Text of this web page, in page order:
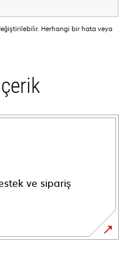
Herhangi bir hata veya
ve sipariş